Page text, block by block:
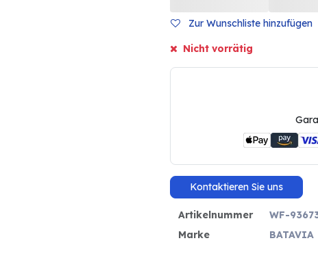
Zur Wunschliste hinzufügen
Nicht vorrätig
Kontaktieren Sie uns
Artikelnummer
WF-
Marke
BATAVIA